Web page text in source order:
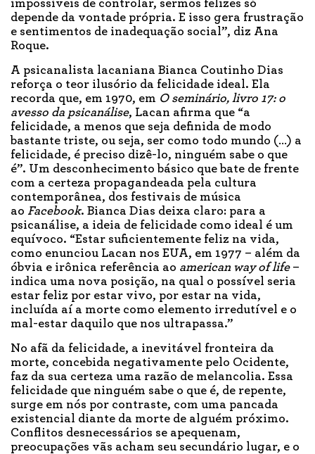
impossíveis de controlar, sermos felizes só
depende da vontade própria. E isso gera frustração
e sentimentos de inadequação social”, diz Ana
Roque.
A psicanalista lacaniana Bianca Coutinho Dias
reforça o teor ilusório da felicidade ideal. Ela
recorda que, em 1970, em O seminário, livro 17: o
avesso da psicanálise, Lacan afirma que “a
felicidade, a menos que seja definida de modo
bastante triste, ou seja, ser como todo mundo (…) a
felicidade, é preciso dizê-lo, ninguém sabe o que
é”. Um desconhecimento básico que bate de frente
com a certeza propagandeada pela cultura
contemporânea, dos festivais de música
ao Facebook. Bianca Dias deixa claro: para a
psicanálise, a ideia de felicidade como ideal é um
equívoco. “Estar suficientemente feliz na vida,
como enunciou Lacan nos EUA, em 1977 – além da
óbvia e irônica referência ao american way of life –
indica uma nova posição, na qual o possível seria
estar feliz por estar vivo, por estar na vida,
incluída aí a morte como elemento irredutível e o
mal-estar daquilo que nos ultrapassa.”
No afã da felicidade, a inevitável fronteira da
morte, concebida negativamente pelo Ocidente,
faz da sua certeza uma razão de melancolia. Essa
felicidade que ninguém sabe o que é, de repente,
surge em nós por contraste, com uma pancada
existencial diante da morte de alguém próximo.
Conflitos desnecessários se apequenam,
preocupações vãs acham seu secundário lugar, e o